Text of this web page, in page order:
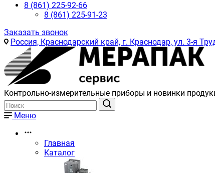
8 (861) 225-92-66
8 (861) 225-91-23
Заказать звонок
Россия, Краснодарский край, г. Краснодар, ул. 3-я
Контрольно-измерительные приборы и новинки
Меню
Главная
Каталог